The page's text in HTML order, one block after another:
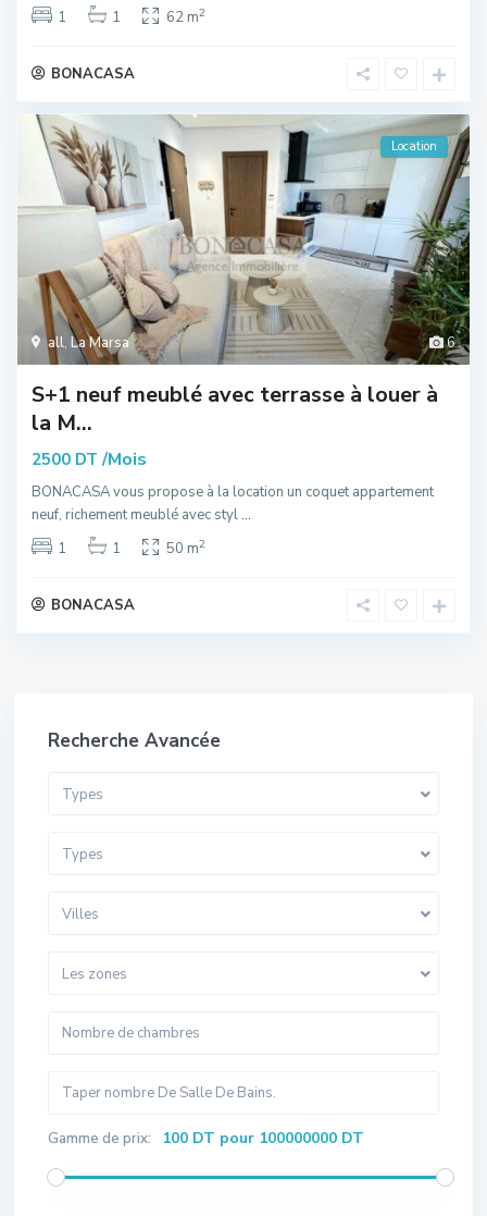
1 1 62 m2
BONACASA
6
all, La Marsa
Location
S+1 neuf meublé avec terrasse à louer à
la M...
2500 DT /Mois
BONACASA vous propose à la location un coquet appartement
neuf, richement meublé avec styl...
1
1 50 m2
BONACASA
Recherche Avancée
Types
Types
Villes
Les zones
Gamme de prix: 100 DT pour 100000000 DT